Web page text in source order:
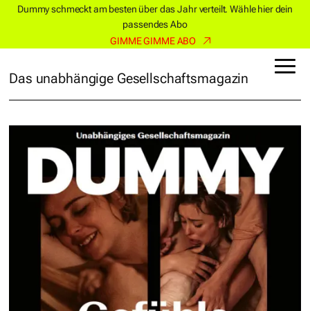
Dummy schmeckt am besten über das Jahr verteilt. Wähle hier dein
passendes Abo
GIMME GIMME ABO
Das unabhängige Gesellschaftsmagazin